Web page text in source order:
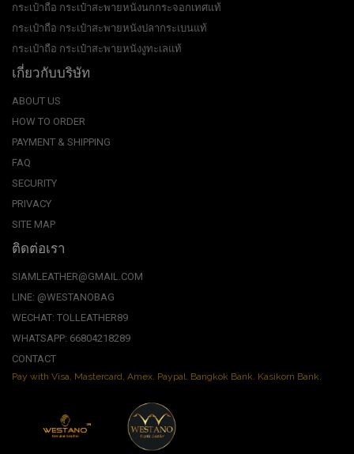
กระเป๋าถือ กระเป๋าสะพายหนังนกกระจอกเทศแท้
กระเป๋าถือ กระเป๋าสะพายหนังปลากระเบนแท้
กระเป๋าถือ กระเป๋าสะพายหนังงูทะเลแท้
เกี่ยวกับบริษัท
ABOUT US
HOW TO ORDER
PAYMENT & SHIPPING
FAQ
SECURITY
PRIVACY
SITE MAP
ติดต่อเรา
SIAMLEATHER@GMAIL.COM
LINE: @WESTANOBAG
WECHAT: TOLLEATHER89
WHATSAPP: 66804218289
CONTACT
Pay with Visa, Mastercard, Amex. Paypal. Bangkok Bank. Kasikorn Bank.